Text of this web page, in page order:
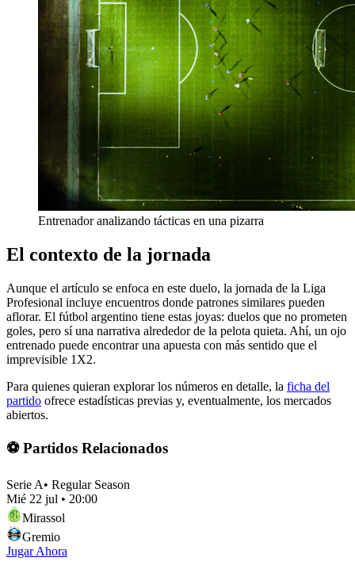
Entrenador analizando tácticas en una pizarra
El contexto de la jornada
Aunque el artículo se enfoca en este duelo, la jornada de la Liga
Profesional incluye encuentros donde patrones similares pueden
aflorar. El fútbol argentino tiene estas joyas: duelos que no prometen
goles, pero sí una narrativa alrededor de la pelota quieta. Ahí, un ojo
entrenado puede encontrar una apuesta con más sentido que el
imprevisible 1X2.
Para quienes quieran explorar los números en detalle, la ficha del
partido ofrece estadísticas previas y, eventualmente, los mercados
abiertos.
⚽ Partidos Relacionados
Serie A• Regular Season
Mié 22 jul • 20:00
Mirassol
Gremio
Jugar Ahora